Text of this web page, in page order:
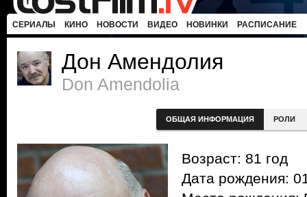
СЕРИАЛЫ КИНО НОВОСТИ ВИДЕО НОВИНКИ РАСПИСАНИЕ
Дон Амендолия
Don Amendolia
ОБЩАЯ ИНФОРМАЦИЯ РОЛИ
Возраст: 81 год
Дата рождения: